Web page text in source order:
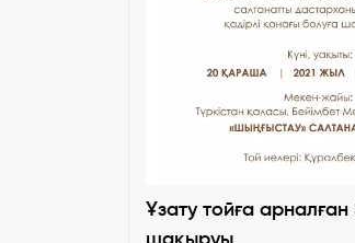
Ұзату тойға арналған